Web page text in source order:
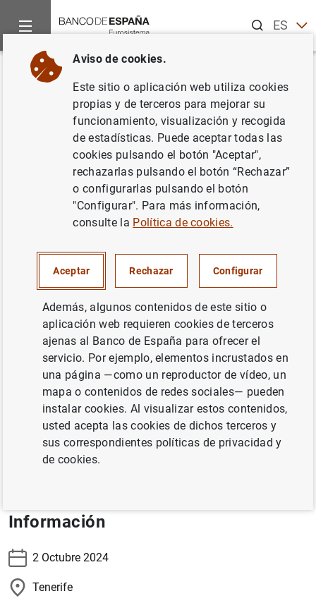
ESEN
Inicio Noticias y eventos
Volver
Ángel Gavilán. IV Convención
Turespaña
11:30 (hora Tenerife) 12:30 (hora penínsular)
Evento mixto (presencial con retransmisión en directo,
Palacio de Congresos La Pirámide de Arona
El director general de Economía, Ángel Gavilán,
participará en la IV Convención Turespaña: "Todo cambia
otra vez: Tecnologías emergentes para un nuevo modelo
turístico".
Información y retransmisión en directo
Información
2 Octubre 2024
Tenerife
Aviso de cookies.
Este sitio o aplicación web utiliza cookies
propias y de terceros para mejorar su
funcionamiento, visualización y recogida
de estadísticas. Puede aceptar todas las
cookies pulsando el botón "Aceptar",
rechazarlas pulsando el botón “Rechazar”
o configurarlas pulsando el botón
"Configurar". Para más información,
consulte la Política de cookies.
Aceptar Rechazar Configurar
Además, algunos contenidos de este sitio o
aplicación web requieren cookies de terceros
ajenas al Banco de España para ofrecer el
servicio. Por ejemplo, elementos incrustados en
una página —como un reproductor de vídeo, un
mapa o contenidos de redes sociales— pueden
instalar cookies. Al visualizar estos contenidos,
usted acepta las cookies de dichos terceros y
sus correspondientes políticas de privacidad y
de cookies.